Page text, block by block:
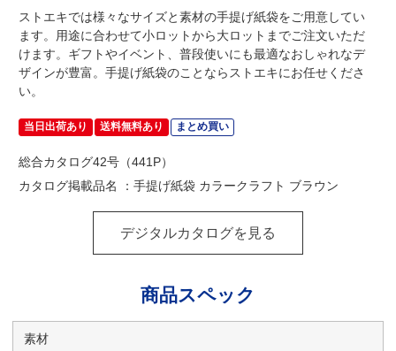
ストエキでは様々なサイズと素材の手提げ紙袋をご用意してい
ます。用途に合わせて小ロットから大ロットまでご注文いただ
けます。ギフトやイベント、普段使いにも最適なおしゃれなデ
ザインが豊富。手提げ紙袋のことならストエキにお任せくださ
い。
当日出荷あり 送料無料あり まとめ買い
総合カタログ42号（441P）
カタログ掲載品名 ：手提げ紙袋 カラークラフト ブラウン
デジタルカタログを見る
商品スペック
素材